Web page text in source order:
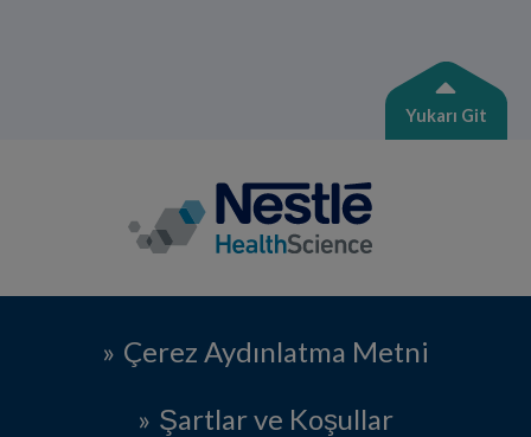
Yukarı Git
Çerez Aydınlatma Metni
Şartlar ve Koşullar